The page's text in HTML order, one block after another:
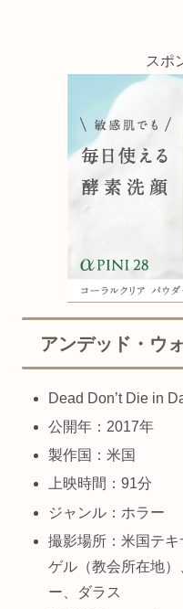
スポ
アンデッド・ウ
Dead Don’t Die in
公開年：2017年
製作国：米国
上映時間：91分
ジャンル：ホラー
撮影場所：米国テ
ゲル（教会所在地
ー、ダラス